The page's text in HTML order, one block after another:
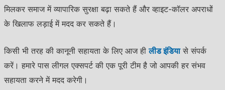
मिलकर समाज में व्यापारिक सुरक्षा बढ़ा सकते हैं और व्हाइट-कॉलर अपराधों
के खिलाफ लड़ाई में मदद कर सकते हैं।
किसी भी तरह की कानूनी सहायता के लिए आज हीलीड इंडियासे संपर्क
करें। हमारे पास लीगल एक्सपर्ट की एक पूरी टीम है जो आपकी हर संभव
सहायता करने में मदद करेगी।